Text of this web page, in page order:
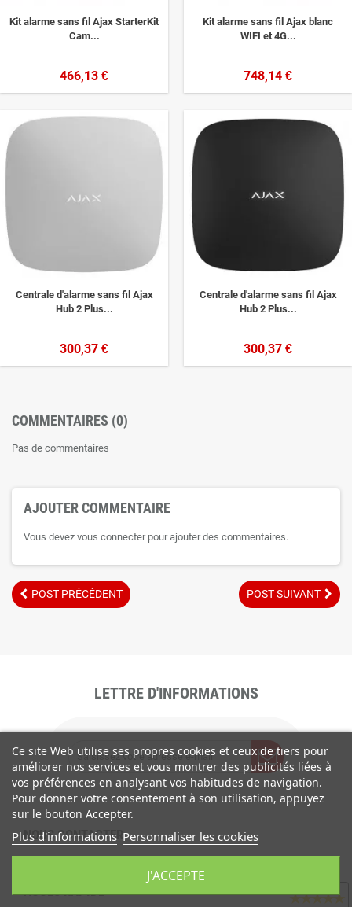
Kit alarme sans fil Ajax StarterKit
Cam...
466,13 €
Kit alarme sans fil Ajax blanc
WIFI et 4G...
748,14 €
Centrale d'alarme sans fil Ajax
Hub 2 Plus...
300,37 €
Centrale d'alarme sans fil Ajax
Hub 2 Plus...
300,37 €
COMMENTAIRES (0)
Pas de commentaires
AJOUTER COMMENTAIRE
Vous devez vous connecter pour ajouter des commentaires.
POST PRÉCÉDENT POST SUIVANT
★★★★★
LETTRE D'INFORMATIONS
NOUS CONTACTER
ACCÈS RAPIDE
Ce site Web utilise ses propres cookies et ceux de tiers pour
améliorer nos services et vous montrer des publicités liées à
vos préférences en analysant vos habitudes de navigation.
Pour donner votre consentement à son utilisation, appuyez
sur le bouton Accepter.
Plus d'informations Personnaliser les cookies
J'ACCEPTE